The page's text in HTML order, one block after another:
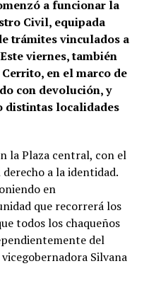
a funcionar la
Civil, equipada
trámites vinculados a
viernes, también
en el marco de
con devolución, y
distintas localidades
la Plaza central, con el
a la identidad.
en
que recorrerá los
todos los chaqueños
del
Silvana